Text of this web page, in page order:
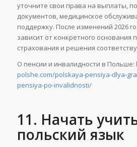
уточните свои права на выплаты,
документов, медицинское
поддержку. После изменений 2026
зависит от конкретного основания
страхования и решения
О пенсии и инвалидности в Польше:
polshe.com/polskaya-pensiya-dlya-
pensiya-po-invalidnosti/
11. Начать
польский язык